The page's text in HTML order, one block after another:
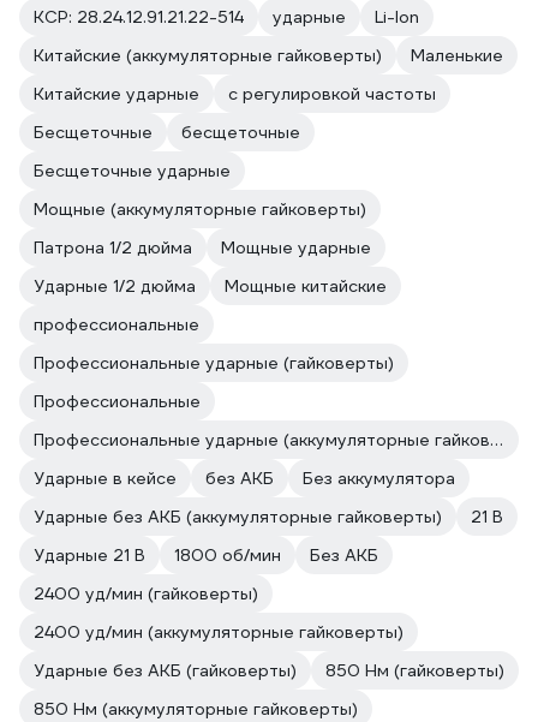
КСР: 28.24.12.91.21.22-514
ударные
Li-Ion
Китайские (аккумуляторные гайковерты)
Маленькие
Китайские ударные
с регулировкой частоты
Бесщеточные
бесщеточные
Бесщеточные ударные
Мощные (аккумуляторные гайковерты)
Патрона 1/2 дюйма
Мощные ударные
Ударные 1/2 дюйма
Мощные китайские
профессиональные
Профессиональные ударные (гайковерты)
Профессиональные
Профессиональные ударные (аккумуляторные гайковерты)
Ударные в кейсе
без АКБ
Без аккумулятора
Ударные без АКБ (аккумуляторные гайковерты)
21 В
Ударные 21 В
1800 об/мин
Без АКБ
2400 уд/мин (гайковерты)
2400 уд/мин (аккумуляторные гайковерты)
Ударные без АКБ (гайковерты)
850 Нм (гайковерты)
850 Нм (аккумуляторные гайковерты)